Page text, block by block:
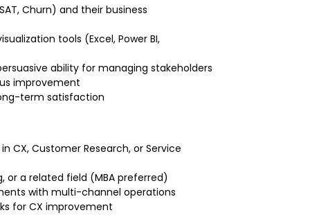
Churn) and their business
tools (Excel, Power BI,
ability for managing stakeholders
improvement
term satisfaction
CX, Customer Research, or Service
or a related field (MBA preferred)
with multi-channel operations
for CX improvement